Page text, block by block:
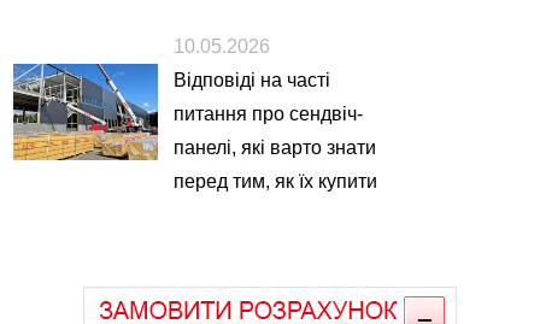
10.05.2026
Відповіді на часті
питання про сендвіч-
панелі, які варто знати
перед тим, як їх купити